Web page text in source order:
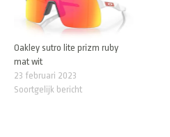
Oakley sutro lite prizm ruby
mat wit
23 februari 2023
Soortgelijk bericht